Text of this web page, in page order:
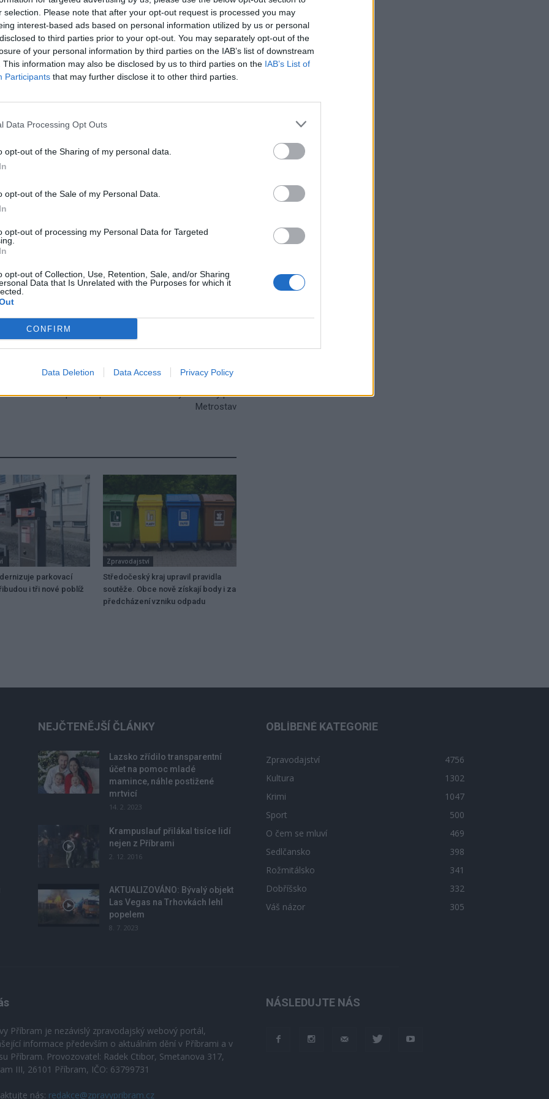
selection. Please note that after your opt-out request is processed you may
interest-based ads based on personal information utilized by us or personal
to third parties prior to your opt-out. You may separately opt-out of the
of your personal information by third parties on the IAB’s list of downstream
This information may also be disclosed by us to third parties on the IAB’s List of
Participants that may further disclose it to other third parties.
Data Processing Opt Outs
opt-out of the Sharing of my personal data.
opt-out of the Sale of my Personal Data.
opt-out of processing my Personal Data for Targeted
opt-out of Collection, Use, Retention, Sale, and/or Sharing
Data that Is Unrelated with the Purposes for which it
CONFIRM
Data Deletion Data Access Privacy Policy
spravedlnosti ČR. Odběry probíhají ve dvaceti
zvýšit počet dárců a podpořit rostoucí potřebu krve
příbramské věznice, kteří dlouhodobě spolupracují
z Vazební věznice Ostrava a Věznice Karviná. Tito
zařízení k darování krve.
pouze jako projev solidarity, ale také jako životně
Jediná krev může často znamenat rozdíl mezi životem
svým činem ukázali, že ve Vězeňské službě ČR
věznice zaměstnanci
Následující článek
Zastupitelé napodruhé odmítli navýšení ceny pro
Metrostav
parkovací
i tři nové poblíž
Zpravodajství
Středočeský kraj upravil pravidla
soutěže. Obce nově získají body i za
předcházení vzniku odpadu
NEJČTENĚJŠÍ ČLÁNKY
Lazsko zřídilo transparentní
účet na pomoc mladé
mamince, náhle postižené
mrtvicí
14. 2. 2023
Krampuslauf přilákal tisíce lidí
nejen z Příbrami
2. 12. 2016
AKTUALIZOVÁNO: Bývalý objekt
Las Vegas na Trhovkách lehl
popelem
8. 7. 2023
OBLÍBENÉ KATEGORIE
Zpravodajství
4756
Kultura
1302
Krimi
1047
Sport
500
O čem se mluví
469
Sedlčansko
398
Rožmitálsko
341
Dobříšsko
332
Váš názor
305
Příbram je nezávislý zpravodajský webový portál,
informace především o aktuálním dění v Příbrami a v
Příbram. Provozovatel: Radek Ctibor, Smetanova 317,
III, 26101 Příbram, IČO: 63799731
nás: redakce@zpravypribram.cz
NÁSLEDUJTE NÁS